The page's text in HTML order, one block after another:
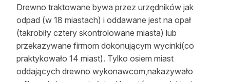
Archiwum
Kontakt
Drewno traktowane bywa przez urzędników jak
odpad (w 18 miastach) i oddawane jest na opał
(takrobiły cztery skontrolowane miasta) lub
przekazywane firmom dokonującym wycinki(co
praktykowało 14 miast). Tylko osiem miast
oddających drewno wykonawcom,nakazywało